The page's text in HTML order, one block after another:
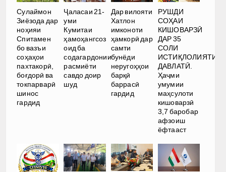
Сулаймон
Зиёзода дар
ноҳияи
Спитамен
бо вазъи
соҳаҳои
пахтакорӣ,
боғдорӣ ва
токпарварӣ
шинос
гардид
Ҷаласаи 21-
уми
Кумитаи
ҳамоҳангсоз
оид ба
содагардонии
расмиёти
савдо доир
шуд
Дар вилояти
Хатлон
имконоти
ҳамкорӣ дар
самти
бунёди
неругоҳҳои
барқӣ
баррасӣ
гардид
РУШДИ
СОҲАИ
КИШОВАРЗӢ
ДАР 35
СОЛИ
ИСТИҚЛОЛИЯТИ
ДАВЛАТӢ.
Ҳаҷми
умумии
маҳсулоти
кишоварзӣ
3,7 баробар
афзоиш
ёфтааст